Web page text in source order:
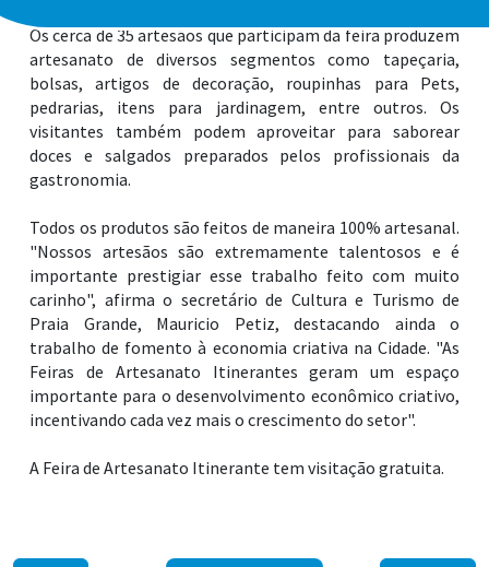
Os cerca de 35 artesãos que participam da feira produzem
artesanato de diversos segmentos como tapeçaria,
bolsas, artigos de decoração, roupinhas para Pets,
pedrarias, itens para jardinagem, entre outros. Os
visitantes também podem aproveitar para saborear
doces e salgados preparados pelos profissionais da
gastronomia.
Todos os produtos são feitos de maneira 100% artesanal.
"Nossos artesãos são extremamente talentosos e é
importante prestigiar esse trabalho feito com muito
carinho", afirma o secretário de Cultura e Turismo de
Praia Grande, Mauricio Petiz, destacando ainda o
trabalho de fomento à economia criativa na Cidade. "As
Feiras de Artesanato Itinerantes geram um espaço
importante para o desenvolvimento econômico criativo,
incentivando cada vez mais o crescimento do setor".
A Feira de Artesanato Itinerante tem visitação gratuita.